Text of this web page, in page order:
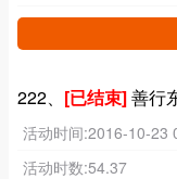
222、 [已结束]善行
活动时间:2016-10-23
活动时数:54.37